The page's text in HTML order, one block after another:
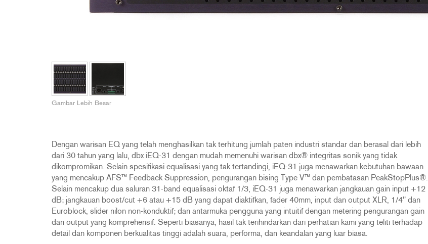
2231
RTA-M
CT-2
DI4
Gambar Lebih Besar
Dengan warisan EQ yang telah menghasilkan tak terhitung jumlah paten industri standar dan berasal dari lebih
dari 30 tahun yang lalu, dbx iEQ-31 dengan mudah memenuhi warisan dbx® integritas sonik yang tidak
dikompromikan. Selain spesifikasi equalisasi yang tak tertandingi, iEQ-31 juga menawarkan kebutuhan bawaan
yang mencakup AFS™ Feedback Suppression, pengurangan bising Type V™ dan pembatasan PeakStopPlus®.
Selain mencakup dua saluran 31-band equalisasi oktaf 1/3, iEQ-31 juga menawarkan jangkauan gain input +12
dB; jangkauan boost/cut +6 atau +15 dB yang dapat diaktifkan, fader 40mm, input dan output XLR, 1/4'' dan
Euroblock, slider nilon non-konduktif; dan antarmuka pengguna yang intuitif dengan metering pengurangan gain
dan output yang komprehensif. Seperti biasanya, hasil tak terihindarkan dari perhatian kami yang teliti terhadap
detail dan komponen berkualitas tinggi adalah suara, performa, dan keandalan yang luar biasa.